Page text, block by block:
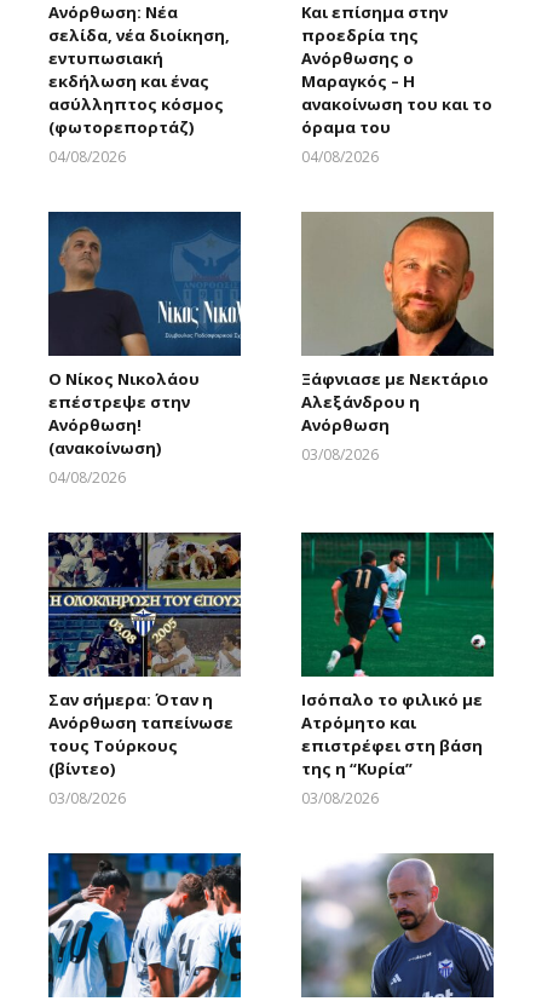
Ανόρθωση: Νέα
σελίδα, νέα διοίκηση,
εντυπωσιακή
εκδήλωση και ένας
ασύλληπτος κόσμος
(φωτορεπορτάζ)
04/08/2026
Και επίσημα στην
προεδρία της
Ανόρθωσης ο
Μαραγκός – Η
ανακοίνωση του και το
όραμα του
04/08/2026
Ο Νίκος Νικολάου
επέστρεψε στην
Ανόρθωση!
(ανακοίνωση)
04/08/2026
Ξάφνιασε με Νεκτάριο
Αλεξάνδρου η
Ανόρθωση
03/08/2026
Σαν σήμερα: Όταν η
Ανόρθωση ταπείνωσε
τους Τούρκους
(βίντεο)
03/08/2026
Ισόπαλο το φιλικό με
Ατρόμητο και
επιστρέφει στη βάση
της η “Κυρία”
03/08/2026